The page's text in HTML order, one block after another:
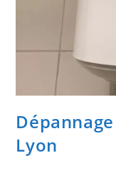
Lyon